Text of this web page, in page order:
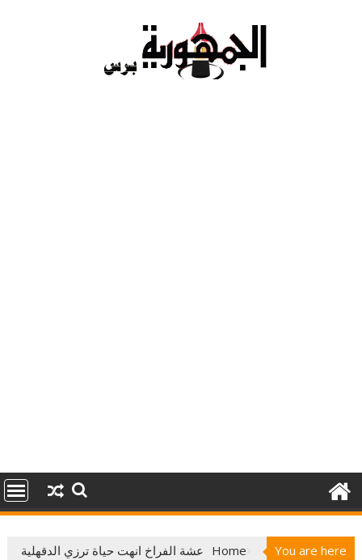
You are here
Home عشة الفراخ انهت حياة ترزي الدقهلية